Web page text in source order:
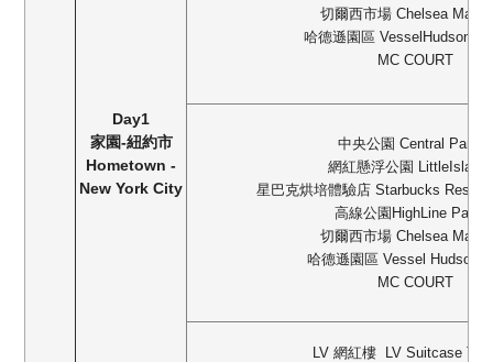
Day1
家園-紐約市
Hometown -
New York City
切爾西市場Chelsea
哈德遜園區 VesselHudson
MC COURT
中央公園 Central Park
網紅懸浮公園 LittleIsland
星巴克烘培體驗店Starbucks
高線公園HighLine Park
切爾西市場 Chelsea
哈德遜園區 Vessel Hudson
MC COURT
LV 網紅樓 LV Suitcase